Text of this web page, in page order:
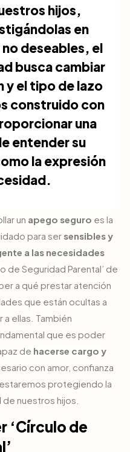
hijos,
en
deseables, el
busca cambiar
y el tipo de lazo
construido con
una
entender su
la expresión
un apego seguro es la
para ser sensibles y
a las necesidades
de Seguridad Parental’ de
a qué prestar atención
que están ocultas a
ellas. También
que es poder
de hacerse cargo y
con amor, confianza
protegiendo la
de nuestros hijos.
‘Círculo de